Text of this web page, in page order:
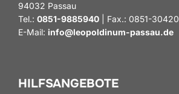
94032 Passau
Tel.: 0851-9885940 | Fax.: 0851-30420
E-Mail: info@leopoldinum-passau.de
HILFSANGEBOTE